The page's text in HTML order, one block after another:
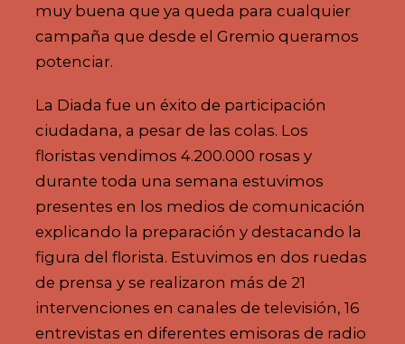
muy buena que ya queda para cualquier
campaña que desde el Gremio queramos
potenciar.
La Diada fue un éxito de participación
ciudadana, a pesar de las colas. Los
floristas vendimos 4.200.000 rosas y
durante toda una semana estuvimos
presentes en los medios de comunicación
explicando la preparación y destacando la
figura del florista. Estuvimos en dos ruedas
de prensa y se realizaron más de 21
intervenciones en canales de televisión, 16
entrevistas en diferentes emisoras de radio